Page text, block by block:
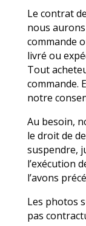
Le contrat
nous
commande
livré ou
Tout
commande.
notre
Au besoin,
le droit de
suspendre,
l’exécution
l’avons
Les photos
pas